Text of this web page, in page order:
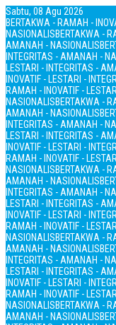
Sabtu, 08 Agu 2026
BERTAKWA - RAMAH -
NASIONALISBERTAKWA -
AMANAH - NASIONALIS
INTEGRITAS - AMANAH -
LESTARI - INTEGRITAS -
INOVATIF - LESTARI -
RAMAH - INOVATIF -
NASIONALISBERTAKWA -
AMANAH - NASIONALIS
INTEGRITAS - AMANAH -
LESTARI - INTEGRITAS -
INOVATIF - LESTARI -
RAMAH - INOVATIF -
NASIONALISBERTAKWA -
AMANAH - NASIONALIS
INTEGRITAS - AMANAH -
LESTARI - INTEGRITAS -
INOVATIF - LESTARI -
RAMAH - INOVATIF -
NASIONALISBERTAKWA -
AMANAH - NASIONALIS
INTEGRITAS - AMANAH -
LESTARI - INTEGRITAS -
INOVATIF - LESTARI -
RAMAH - INOVATIF -
NASIONALISBERTAKWA -
AMANAH - NASIONALIS